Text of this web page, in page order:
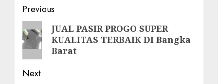
Post
navigation
Previous
Previous
post:
JUAL PASIR PROGO SUPER
KUALITAS TERBAIK DI Bangka
Barat
Next